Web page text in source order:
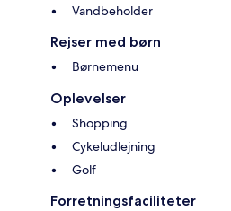
Vandbeholder
Rejser med børn
Børnemenu
Oplevelser
Shopping
Cykeludlejning
Golf
Forretningsfaciliteter